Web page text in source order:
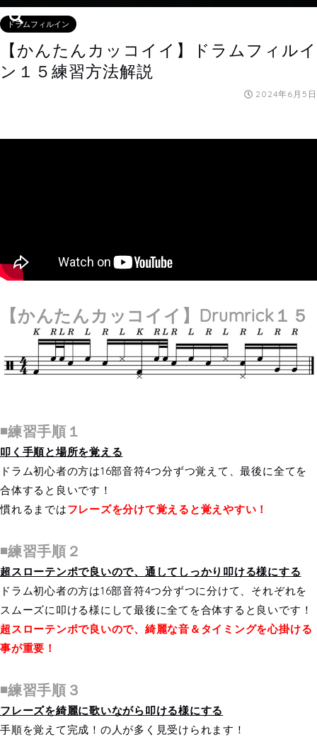
ドラムフィルイン
【かんたんカッコイイ】ドラムフィルイ
ン１５練習方法解説
2024年6月5日
【かんたんカッコイイ】 Drumrick１５
◾️練習手順１
叩く手順と場所を覚える
ドラム初心者の方は16部音符4つ分ずつ覚えて、最後に全てを
合体すると良いです！
慣れるまではフレーズを分けて覚えると覚えやすい！
◾️練習手順２
超スローテンポで良いので、通してしっかり叩ける様にする
ドラム初心者の方は16部音符4つ分ずつに分けて、それぞれを
スムーズに叩ける様にして最後に全てを合体すると良いです！
超スローテンポで良いので、綺麗な音＆タイミングを心掛ける
事が重要！
◾️練習手順３
フレーズを綺麗に歌いながら叩ける様にする
手順を覚えて完成！の人が多く見受けられます！